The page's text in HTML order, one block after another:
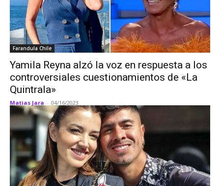
Farandula Chile
Yamila Reyna alzó la voz en respuesta a los
controversiales cuestionamientos de «La
Quintrala»
Matias Jara - 04/16/2023